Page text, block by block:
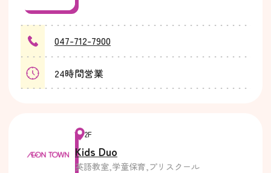
047-712-7900
24時間営業
2F
Kids Duo
英語教室,学童保育,プリスクール